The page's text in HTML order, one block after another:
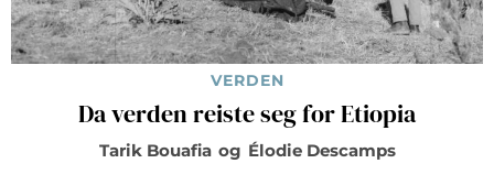
VERDEN
Da verden reiste seg for Etiopia
Tarik Bouafia og Élodie Descamps